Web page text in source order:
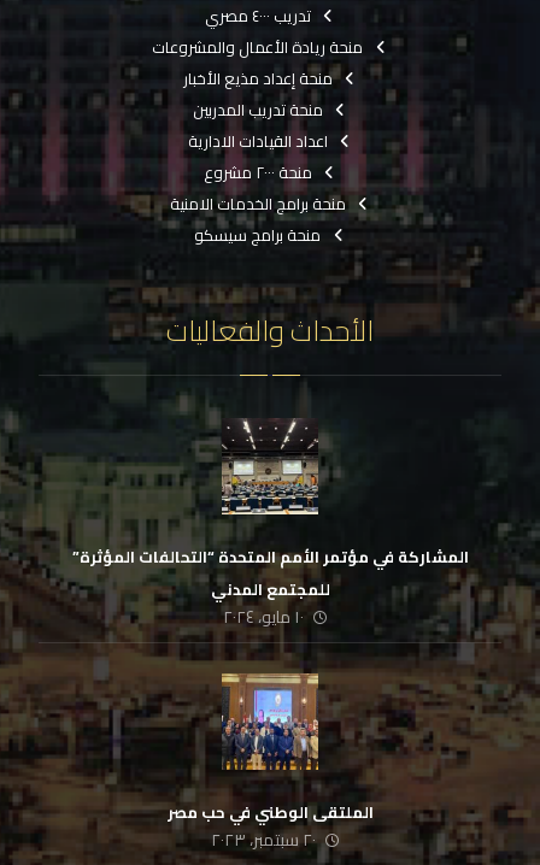
تدريب ٤٠٠٠ مصري
منحة ريادة الأعمال والمشروعات
منحة إعداد مذيع الأخبار
منحة تدريب المدربين
اعداد القيادات الادارية
منحة ٢٠٠٠ مشروع
منحة برامج الخدمات الامنية
منحة برامج سيسكو
الأحداث والفعاليات
المشاركة في مؤتمر الأمم المتحدة “التحالفات المؤثرة”
للمجتمع المدني
١٠ مايو، ٢٠٢٤
الملتقى الوطني في حب مصر
٢٠ سبتمبر، ٢٠٢٣